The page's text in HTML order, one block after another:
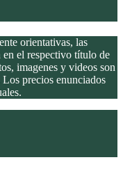
orientativas, las
en el respectivo título de
imagenes y videos son
precios enunciados